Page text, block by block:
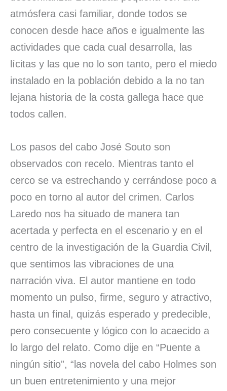
atmósfera casi familiar, donde todos se
conocen desde hace años e igualmente las
actividades que cada cual desarrolla, las
lícitas y las que no lo son tanto, pero el miedo
instalado en la población debido a la no tan
lejana historia de la costa gallega hace que
todos callen.
Los pasos del cabo José Souto son
observados con recelo. Mientras tanto el
cerco se va estrechando y cerrándose poco a
poco en torno al autor del crimen. Carlos
Laredo nos ha situado de manera tan
acertada y perfecta en el escenario y en el
centro de la investigación de la Guardia Civil,
que sentimos las vibraciones de una
narración viva. El autor mantiene en todo
momento un pulso, firme, seguro y atractivo,
hasta un final, quizás esperado y predecible,
pero consecuente y lógico con lo acaecido a
lo largo del relato. Como dije en “Puente a
ningún sitio”, “las novela del cabo Holmes son
un buen entretenimiento y una mejor